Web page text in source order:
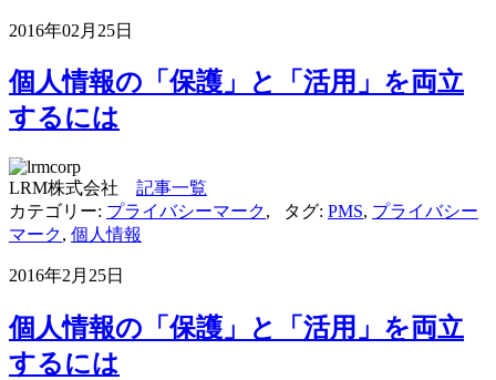
2016年02月25日
個人情報の「保護」と「活用」を両立
するには
LRM株式会社 記事一覧
カテゴリー: プライバシーマーク, タグ: PMS, プライバシー
マーク, 個人情報
2016年2月25日
個人情報の「保護」と「活用」を両立
するには